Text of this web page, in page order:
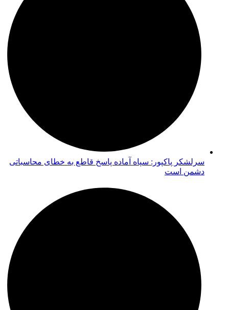
سرلشکر پاکپور: سپاه آماده پاسخ قاطع به خطای محاسباتی
دشمن است